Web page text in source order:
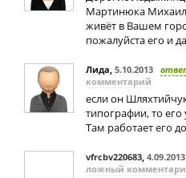
Мартинюка
живёт в Вашем
пожалуйста его и
Лида, 5.10.2013
комментарий
если он
типографии, то его
Там работает его
vfrcbv220683, 4.09.2013
ложный